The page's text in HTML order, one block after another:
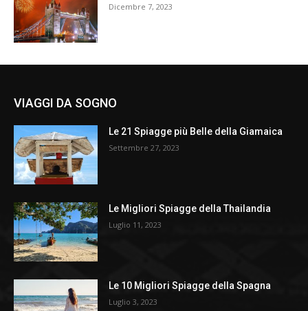
Dicembre 7, 2023
VIAGGI DA SOGNO
Le 21 Spiagge più Belle della Giamaica
Settembre 27, 2023
Le Migliori Spiagge della Thailandia
Luglio 11, 2023
Le 10 Migliori Spiagge della Spagna
Luglio 3, 2023